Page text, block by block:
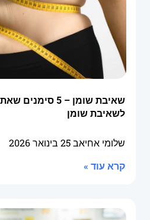
שאיבת שומן – 5
לשאיבת שומן
שלומי אחיאב25 בינואר 2026
קרא עוד »